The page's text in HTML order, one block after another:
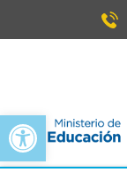
Open